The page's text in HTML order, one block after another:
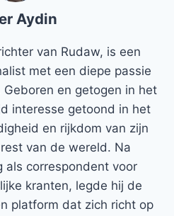
Aydin
van Rudaw, is een
met een diepe passie
en getogen in het
interesse getoond in het
en rijkdom van zijn
van de wereld. Na
als correspondent voor
kranten, legde hij de
platform dat zich richt op